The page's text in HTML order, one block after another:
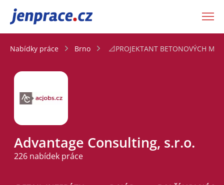
JenPráce.cz
Nabídky práce Brno 📐PROJEKTANT BETONOVÝCH
Advantage Consulting, s.r.o.
226 nabídek práce